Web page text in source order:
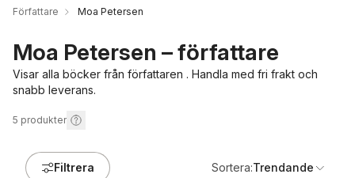
Författare Moa Petersen
Moa Petersen – författare
Visar alla böcker från författaren . Handla med fri frakt och
snabb leverans.
5 produkter
Filtrera Sortera:Trendande